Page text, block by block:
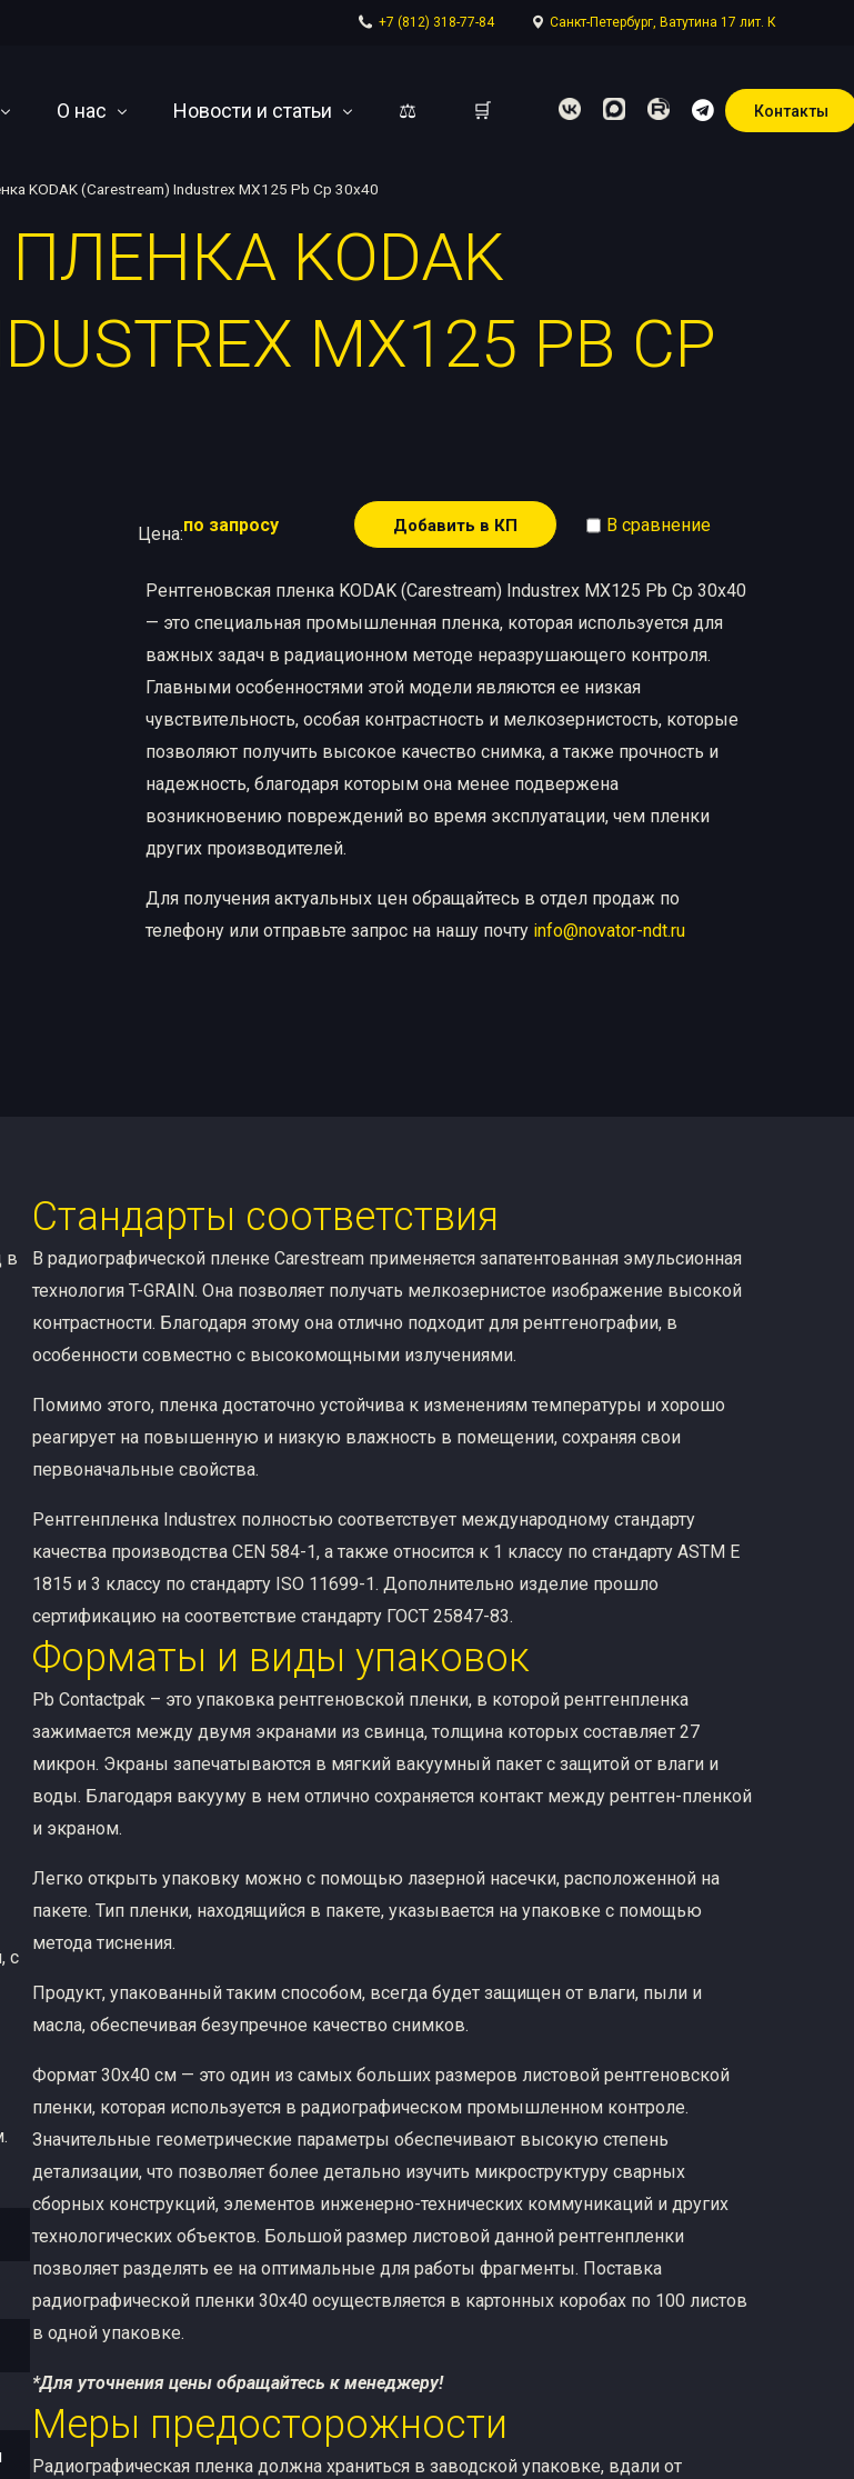
+7 (812) 318-77-84 Санкт-Петербург, Ватутина 17 лит. К
Рентгеновская пленка
Химические реактивы
обслуживание и ремонт
лабораторий
методических материалов
камер радиационной защиты
О нас
О компании
Оплата, доставка и гарантия
Наши дилеры
Новости и статьи
Научно-технический отдел
События
⚖ 🛒 Контакты
KODAK (Carestream) Industrex MX125 Pb Cp 30х40
KODAK
MX125 PB CP
Цена:по запросу Добавить в КП В сравнение
Рентгеновская пленка KODAK (Carestream) Industrex MX125 Pb Cp 30х40
— это специальная промышленная пленка, которая используется для
важных задач в радиационном методе неразрушающего контроля.
Главными особенностями этой модели являются ее низкая
чувствительность, особая контрастность и мелкозернистость, которые
позволяют получить высокое качество снимка, а также прочность и
надежность, благодаря которым она менее подвержена
возникновению повреждений во время эксплуатации, чем пленки
других производителей.
Для получения актуальных цен обращайтесь в отдел продаж по
телефону или отправьте запрос на нашу почту info@novator-ndt.ru
в
с
Стандарты соответствия
В радиографической пленке Carestream применяется запатентованная эмульсионная
технология T-GRAIN. Она позволяет получать мелкозернистое изображение высокой
контрастности. Благодаря этому она отлично подходит для рентгенографии, в
особенности совместно с высокомощными излучениями.
Помимо этого, пленка достаточно устойчива к изменениям температуры и хорошо
реагирует на повышенную и низкую влажность в помещении, сохраняя свои
первоначальные свойства.
Рентгенпленка Industrex полностью соответствует международному стандарту
качества производства CEN 584-1, а также относится к 1 классу по стандарту ASTM E
1815 и 3 классу по стандарту ISO 11699-1. Дополнительно изделие прошло
сертификацию на соответствие стандарту ГОСТ 25847-83.
Форматы и виды упаковок
Pb Contactpak – это упаковка рентгеновской пленки, в которой рентгенпленка
зажимается между двумя экранами из свинца, толщина которых составляет 27
микрон. Экраны запечатываются в мягкий вакуумный пакет с защитой от влаги и
воды. Благодаря вакууму в нем отлично сохраняется контакт между рентген-пленкой
и экраном.
Легко открыть упаковку можно с помощью лазерной насечки, расположенной на
пакете. Тип пленки, находящийся в пакете, указывается на упаковке с помощью
метода тиснения.
Продукт, упакованный таким способом, всегда будет защищен от влаги, пыли и
масла, обеспечивая безупречное качество снимков.
Формат 30х40 см — это один из самых больших размеров листовой рентгеновской
пленки, которая используется в радиографическом промышленном контроле.
Значительные геометрические параметры обеспечивают высокую степень
детализации, что позволяет более детально изучить микроструктуру сварных
сборных конструкций, элементов инженерно-технических коммуникаций и других
технологических объектов. Большой размер листовой данной рентгенпленки
позволяет разделять ее на оптимальные для работы фрагменты. Поставка
радиографической пленки 30х40 осуществляется в картонных коробах по 100 листов
в одной упаковке.
*Для уточнения цены обращайтесь к менеджеру!
Меры предосторожности
Радиографическая пленка должна храниться в заводской упаковке, вдали от